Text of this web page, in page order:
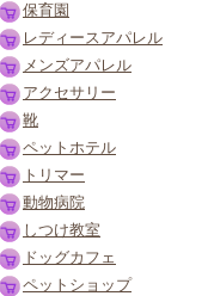
保育園
レディースアパレル
メンズアパレル
アクセサリー
靴
ペットホテル
トリマー
動物病院
しつけ教室
ドッグカフェ
ペットショップ